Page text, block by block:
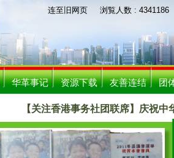
连至旧网页浏覧人数 : 4341186
华革事记 资源下载 友善连结 团
【关注香港事务社团联席】庆祝中华